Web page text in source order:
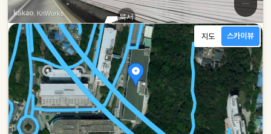
북서
남동
, KnWorks